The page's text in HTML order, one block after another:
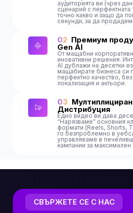
аудиторията ви (чрез
сценарий с перфектната
точно какво и защо да
секунди, за да продадем.
02Премиум
Gen AI
От мащабни
иновативни решения.
AI дублажи на десетки
мащабирате бизнеса си
перфектно качество,
локализация и актьори.
03
Дистрибуция
Едно видео ви дава
“Нарязваме” основния
формати (Reels, Shorts,
го безпроблемно в
управляваме в
кампании за максимален
СВЪРЖЕТЕ СЕ С НАС